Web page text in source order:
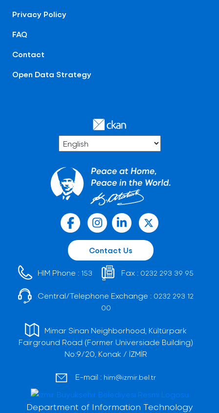
Privacy Policy
FAQ
Contact
Open Data Strategy
Contact Us
HIM Phone : 153 Fax : 0232 293 39 95
Central/Telephone Exchange : 0232 293 12
00
Mimar Sinan Neighborhood, Kültürpark
Fairground Road (Former Universiade Building)
No:9/20, Konak / İZMİR
E-mail : him@izmir.bel.tr
Department of Information Technology